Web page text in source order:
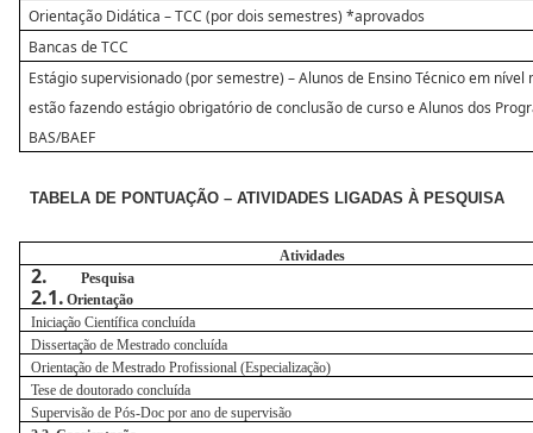
Orientação Didática – TCC (por dois semestres) *aprovados
Bancas de TCC
Estágio supervisionado (por semestre) – Alunos de Ensino Técnico em nível
estão fazendo estágio obrigatório de conclusão de curso e Alunos dos
BAS/BAEF
TABELA DE PONTUAÇÃO – ATIVIDADES LIGADAS À PESQUISA
Atividades
2. Pesquisa
2.1. Orientação
Iniciação Científica concluída
Dissertação de Mestrado concluída
Orientação de Mestrado Profissional (Especialização)
Tese de doutorado concluída
Supervisão de Pós-Doc por ano de supervisão